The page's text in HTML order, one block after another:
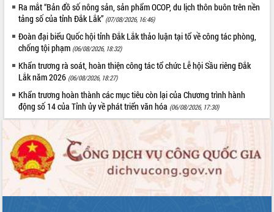
Tăng cường giám sát, đôn đốc thực
hiện nhiệm vụ quản lý tài sản công
hàng tuần
Tháo gỡ những vướng mắc, đẩy mạnh
công tác cải cách thủ tục hành chính
tại Trung tâm Phục vụ hành chính
Đắk Lắk: Tôn vinh 46 giải pháp tại Hội
thi Sáng tạo Kỹ thuật 2024 - 2025
về phát triển nuôi trồng thủy sản
Phó Chủ tịch UBND tỉnh Đắk Lắk
Trương Công Thái kiểm tra thực địa
Dự án cao tốc Khánh Hòa - Buôn Ma
Ra mắt “Bản đồ số nông sản, sản phẩm OCOP, du lịch thôn buôn trên nền
tảng số của tỉnh Đắk Lắk” (07/08/2026, 16:46)
Đoàn đại biểu Quốc hội tỉnh Đắk Lắk thảo luận tại tổ về công tác phòng,
chống tội phạm (06/08/2026, 18:32)
Khẩn trương rà soát, hoàn thiện công tác tổ chức Lễ hội Sầu riêng Đắk
Lắk năm 2026 (06/08/2026, 18:27)
Khẩn trương hoàn thành các mục tiêu còn lại của Chương trình hành
động số 14 của Tỉnh ủy về phát triển văn hóa (06/08/2026, 17:30)